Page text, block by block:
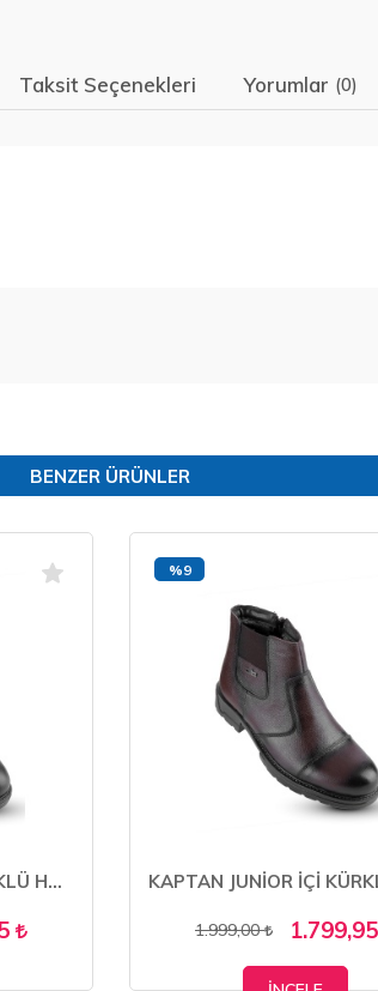
Taksit Seçenekleri Yorumlar (0)
BENZER ÜRÜNLER
KAPTAN JUNİOR İÇİ KÜRKLÜ HAKİKİ DERİ KIŞLIK ERKEK BOT MFRE 225
1.999,00 1.799,95
%9